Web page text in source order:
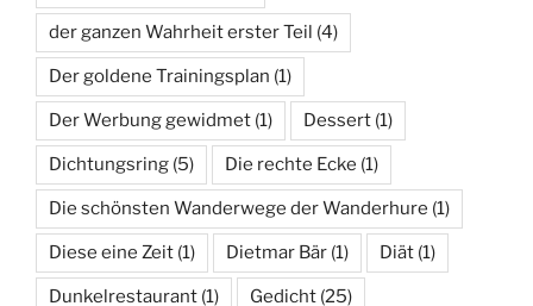
der ganzen Wahrheit erster Teil (4)
Der goldene Trainingsplan (1)
Der Werbung gewidmet (1) Dessert (1)
Dichtungsring (5) Die rechte Ecke (1)
Die schönsten Wanderwege der Wanderhure (1)
Diese eine Zeit (1) Dietmar Bär (1) Diät (1)
Dunkelrestaurant (1) Gedicht (25)